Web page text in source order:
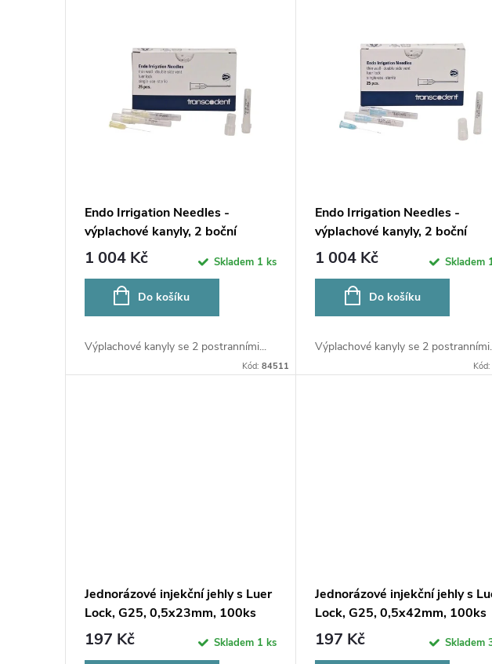
t
u
Endo Irrigation Needles -
výplachové kanyly, 2 boční
otvory, 0,3x25mm
1 004 Kč Skladem 1 ks
Do košíku
Výplachové kanyly se 2 postranními...
Kód:84511
Endo Irrigation Needles -
výplachové kanyly, 2 boční
otvory, 0,6x25mm
1 004 Kč Skladem
Do košíku
Výplachové kanyly se 2
Kód:
Jednorázové injekční jehly s Luer
Lock, G25, 0,5x23mm, 100ks
197 Kč Skladem 1 ks
Jednorázové injekční jehly s
Lock, G25, 0,5x42mm, 100ks
197 Kč Skladem